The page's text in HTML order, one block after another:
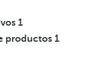
1
productos 1